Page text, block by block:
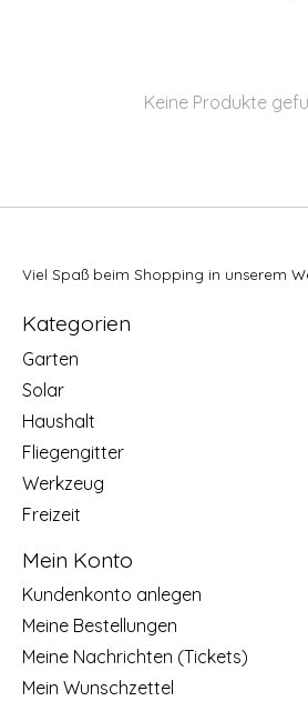
Keine Produkte
Viel Spaß beim Shopping in unserem
Kategorien
Garten
Solar
Haushalt
Fliegengitter
Werkzeug
Freizeit
Mein Konto
Kundenkonto anlegen
Meine Bestellungen
Meine Nachrichten (Tickets)
Mein Wunschzettel